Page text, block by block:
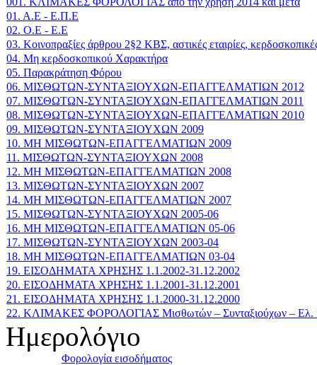
01. Α.Ε - Ε.Π.Ε
02. Ο.Ε - Ε.Ε
03. Κοινοπραξίες άρθρου 2§2 ΚΒΣ, αστικές εταιρίες,
04. Μη κερδοσκοπικού Χαρακτήρα
05. Παρακράτηση Φόρου
06. ΜΙΣΘΩΤΩΝ-ΣΥΝΤΑΞΙΟΥΧΩΝ-ΕΠΑΓΓΕΛΜΑΤΙΩΝ 2012
07. ΜΙΣΘΩΤΩΝ-ΣΥΝΤΑΞΙΟΥΧΩΝ-ΕΠΑΓΓΕΛΜΑΤΙΩΝ 2011
08. ΜΙΣΘΩΤΩΝ-ΣΥΝΤΑΞΙΟΥΧΩΝ-ΕΠΑΓΓΕΛΜΑΤΙΩΝ 2010
09. ΜΙΣΘΩΤΩΝ-ΣΥΝΤΑΞΙΟΥΧΩΝ 2009
10. ΜΗ ΜΙΣΘΩΤΩΝ-ΕΠΑΓΓΕΛΜΑΤΙΩΝ 2009
11. ΜΙΣΘΩΤΩΝ-ΣΥΝΤΑΞΙΟΥΧΩΝ 2008
12. ΜΗ ΜΙΣΘΩΤΩΝ-ΕΠΑΓΓΕΛΜΑΤΙΩΝ 2008
13. ΜΙΣΘΩΤΩΝ-ΣΥΝΤΑΞΙΟΥΧΩΝ 2007
14. ΜΗ ΜΙΣΘΩΤΩΝ-ΕΠΑΓΓΕΛΜΑΤΙΩΝ 2007
15. ΜΙΣΘΩΤΩΝ-ΣΥΝΤΑΞΙΟΥΧΩΝ 2005-06
16. ΜΗ ΜΙΣΘΩΤΩΝ-ΕΠΑΓΓΕΛΜΑΤΙΩΝ 05-06
17. ΜΙΣΘΩΤΩΝ-ΣΥΝΤΑΞΙΟΥΧΩΝ 2003-04
18. ΜΗ ΜΙΣΘΩΤΩΝ-ΕΠΑΓΓΕΛΜΑΤΙΩΝ 03-04
19. ΕΙΣΟΔΗΜΑΤΑ ΧΡΗΣΗΣ 1.1.2002-31.12.2002
20. ΕΙΣΟΔΗΜΑΤΑ ΧΡΗΣΗΣ 1.1.2001-31.12.2001
21. ΕΙΣΟΔΗΜΑΤΑ ΧΡΗΣΗΣ 1.1.2000-31.12.2000
22. ΚΛΙΜΑΚΕΣ ΦΟΡΟΛΟΓΙΑΣ Μισθωτών – Συνταξιούχων – Ελ.
Ημερολόγιο
Φορολογία εισοδήματος